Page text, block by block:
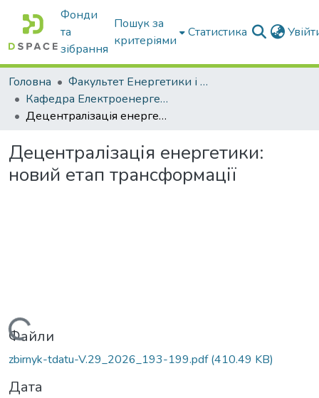
Фонди
та
зібрання
Пошук за
критеріями
Статистика
Головна
Факультет Енергетики і комп'ютерних технологій
Кафедра Електроенергетики і електротехнологій
Децентралізація енергетики: новий етап трансформації
Децентралізація енергетики:
новий етап трансформації
Вантажиться...
Файли
zbirnyk-tdatu-V.29_2026_193-199.pdf(410.49 KB)
Дата